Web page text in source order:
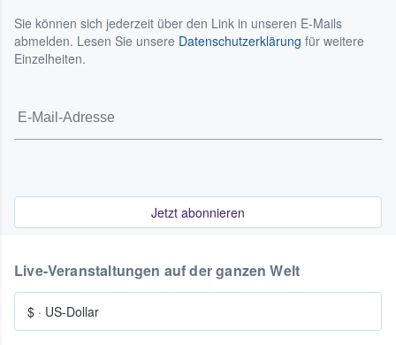
Sie können sich jederzeit über den Link in unseren E-Mails
abmelden. Lesen Sie unsere Datenschutzerklärung für weitere
Einzelheiten.
Jetzt abonnieren
Live-Veranstaltungen auf der ganzen Welt
$ · US-Dollar